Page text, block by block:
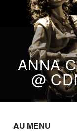
ANNA
@
AU MENU